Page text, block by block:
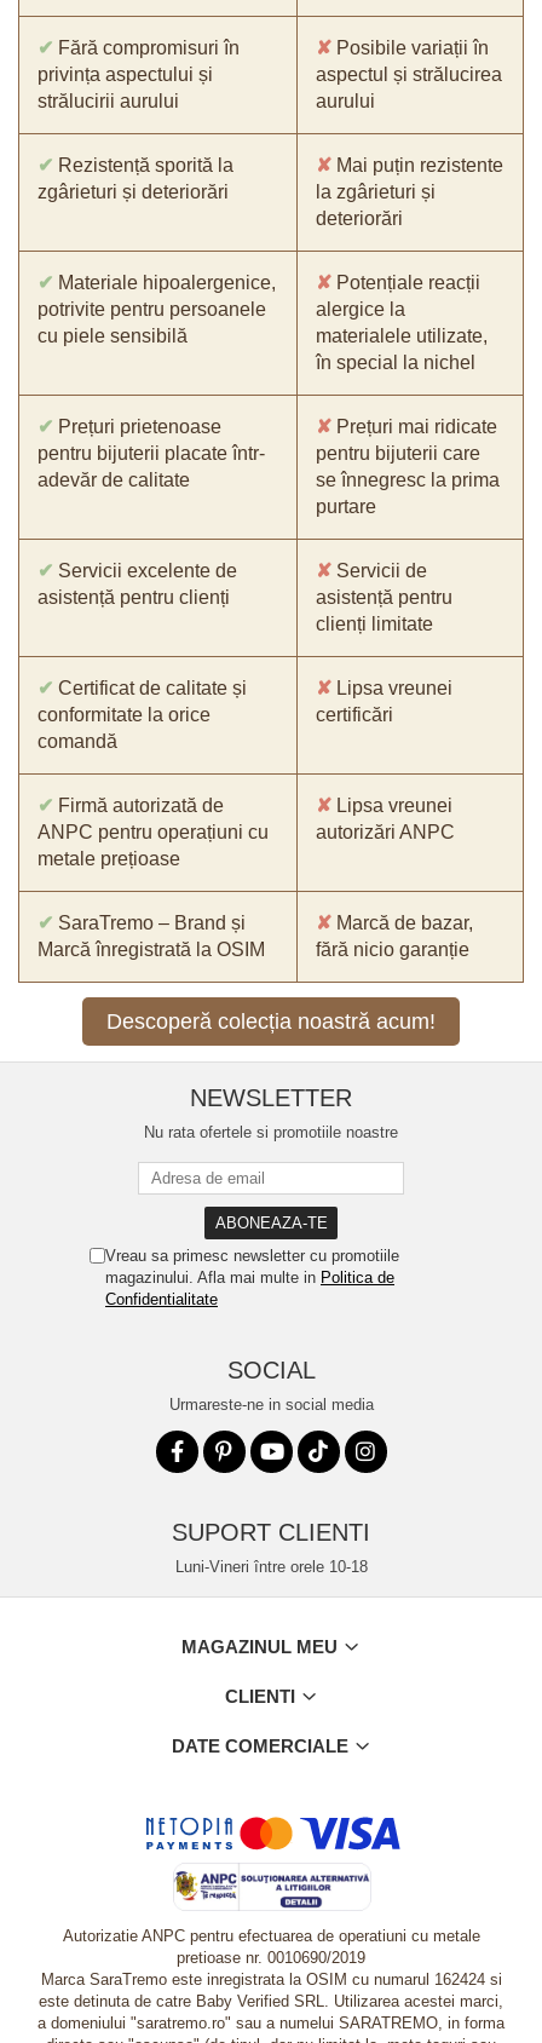
✔ Fără compromisuri în
privința aspectului și
strălucirii aurului
✘ Posibile variații în
aspectul și strălucirea
aurului
✔ Rezistență sporită la
zgârieturi și deteriorări
✘ Mai puțin rezistente
la zgârieturi și
deteriorări
✔ Materiale hipoalergenice,
potrivite pentru persoanele
cu piele sensibilă
✘ Potențiale reacții
alergice la
materialele utilizate,
în special la nichel
✔ Prețuri prietenoase
pentru bijuterii placate într-
adevăr de calitate
✘ Prețuri mai ridicate
pentru bijuterii care
se înnegresc la prima
purtare
✔ Servicii excelente de
asistență pentru clienți
✘ Servicii de
asistență pentru
clienți limitate
✔ Certificat de calitate și
conformitate la orice
comandă
✘ Lipsa vreunei
certificări
✔ Firmă autorizată de
ANPC pentru operațiuni cu
metale prețioase
✘ Lipsa vreunei
autorizări ANPC
✔ SaraTremo – Brand și
Marcă înregistrată la OSIM
✘ Marcă de bazar,
fără nicio garanție
Descoperă colecția noastră acum!
NEWSLETTER
Nu rata ofertele si promotiile noastre
Vreau sa primesc newsletter cu promotiile
magazinului. Afla mai multe in Politica de
Confidentialitate
SOCIAL
Urmareste-ne in social media
SUPORT CLIENTI
Luni-Vineri între orele 10-18
MAGAZINUL MEU
CLIENTI
DATE COMERCIALE
Autorizatie ANPC pentru efectuarea de operatiuni cu metale
pretioase nr. 0010690/2019
Marca SaraTremo este inregistrata la OSIM cu numarul 162424 si
este detinuta de catre Baby Verified SRL. Utilizarea acestei marci,
a domeniului "saratremo.ro" sau a numelui SARATREMO, in forma